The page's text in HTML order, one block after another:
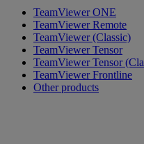
TeamViewer ONE
TeamViewer Remote
TeamViewer (Classic)
TeamViewer Tensor
TeamViewer Tensor
TeamViewer Frontline
Other products